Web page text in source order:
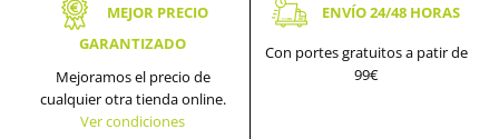
MEJOR PRECIO
GARANTIZADO
Mejoramos el precio de
cualquier otra tienda online.
Ver condiciones
ENVÍO 24/48 HORAS
Con portes gratuitos a patir de
99€